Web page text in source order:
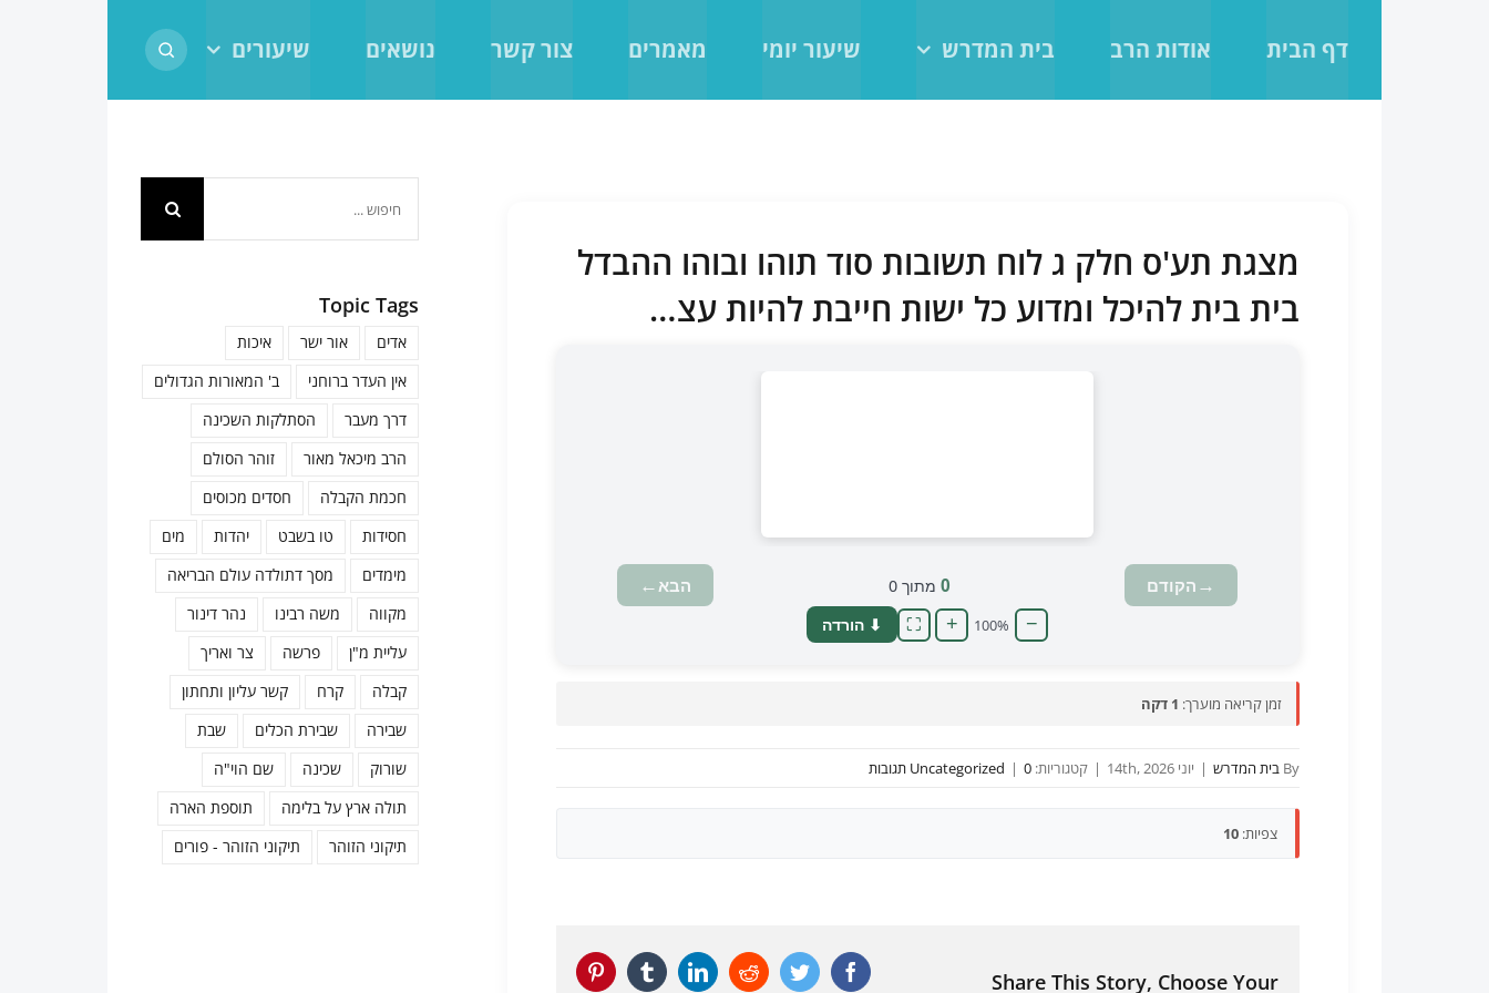
דף הבית אודות הרב בית המדרש שיעור יומי מאמרים צור קשר נושאים שיעורים
מצגת תע'ס חלק ג לוח תשובות סוד תוהו ובוהו ההבדל
בית בית להיכל ומדוע כל ישות חייבת להיות עצ…
טוען מצגת…
→ הקודם 0 מתוך0 הבא←
−
100%
+
⛶ ⬇ הורדה
זמן קריאה מוערך: 1 דקה
By בית המדרש | יוני 14th, 2026 | קטגוריות: Uncategorized | 0 תגובות
צפיות: 10
Share This Story, Choose Your
Facebook
Twitter
Reddit
LinkedIn
Tumblr
Pinterest
Topic Tags
אדים אור ישר
איכות
אין העדר ברוחני
ב' המאורות הגדולים
דרך מעבר
הסתלקות השכינה
הרב מיכאל מאור
זוהר הסולם
חכמת הקבלה
חסדים מכוסים
חסידות
טו בשבט יהדות
מים
מימדים
מסך דתולדה עולם הבריאה
מקווה
משה רבינו
נהר דינור
עליית מ"ן
פרשה
צר ואריך
קבלה
קרח
קשר עליון ותחתון
שבירה
שבירת הכלים
שבת
שורוק
שכינה
שם הוי"ה
תולה ארץ על בלימה
תוספת הארה
תיקוני הזוהר
תיקוני הזוהר - פורים